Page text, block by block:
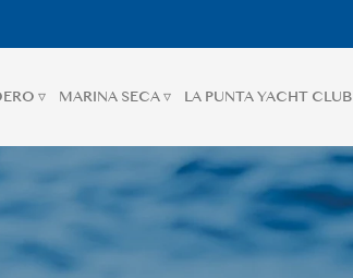
▿ MARINA SECA ▿ LA PUNTA YACHT CLUB